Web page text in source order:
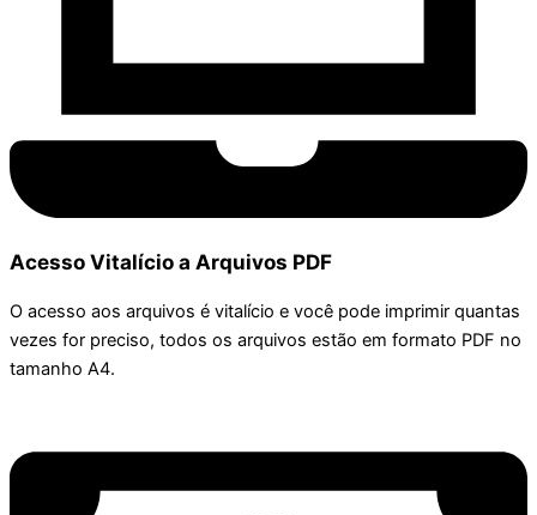
Acesso Vitalício a Arquivos PDF
O acesso aos arquivos é vitalício e você pode imprimir quantas
vezes for preciso, todos os arquivos estão em formato PDF no
tamanho A4.